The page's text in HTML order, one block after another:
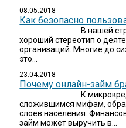
08.05.2018
Как безопасно
В нашей
хороший стереотип о
организаций. Многие до
это...
23.04.2018
Почему онлайн-займ
К
сложившимся мифам,
слоев населения.
займ может выручить в...